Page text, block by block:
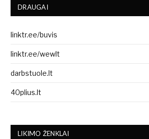
DRAUGAI
linktr.ee/buvis
linktr.ee/wewlt
darbstuole.lt
40plius.lt
LIKIMO ŽENKLAI